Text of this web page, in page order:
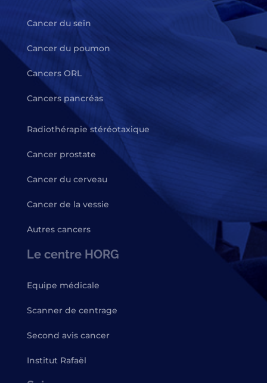
Cancer du sein
Cancer du poumon
Cancers ORL
Cancers pancréas
Radiothérapie stéréotaxique
Cancer prostate
Cancer du cerveau
Cancer de la vessie
Autres cancers
Le centre HORG
Equipe médicale
Scanner de centrage
Second avis cancer
Institut Rafaël